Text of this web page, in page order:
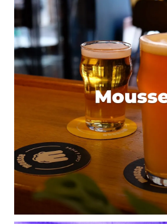
Nan mais sérieux, je sais
autres essaient encore de
utopie^^
Je suis aussi motivé pour
tout de suite, j’attends la
28 octobre 2010 à 19 h 19 min
Répondre
J’avais vu un spectacle là-bas
collectif de jeunes artistes locaux
(http://
Anthony
28 octobre 2010 à 21 h 17 min